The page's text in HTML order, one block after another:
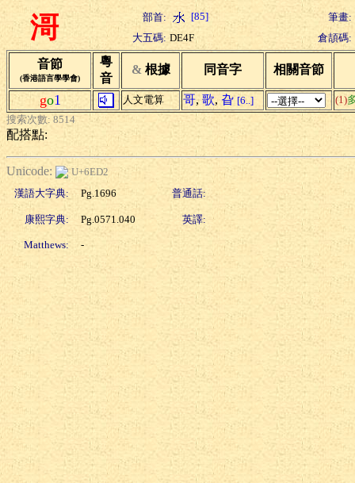
滒 部首: [85]
筆畫:
大五碼: DE4F 倉頡碼:
音節
(香港語言學學會)
粵
音
& 根據 同音字 相關音節
go1 人文電算 哥, 歌, 旮 [6..] (1)
搜索次數: 8514
配搭點:
Unicode:
U+6ED2
漢語大字典:
Pg.1696 普通話:
康熙字典: Pg.0571.040 英譯:
Matthews: -